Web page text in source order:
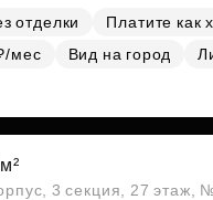
отделки
Платите как
мес
Вид на город
3 секция, 27 этаж,